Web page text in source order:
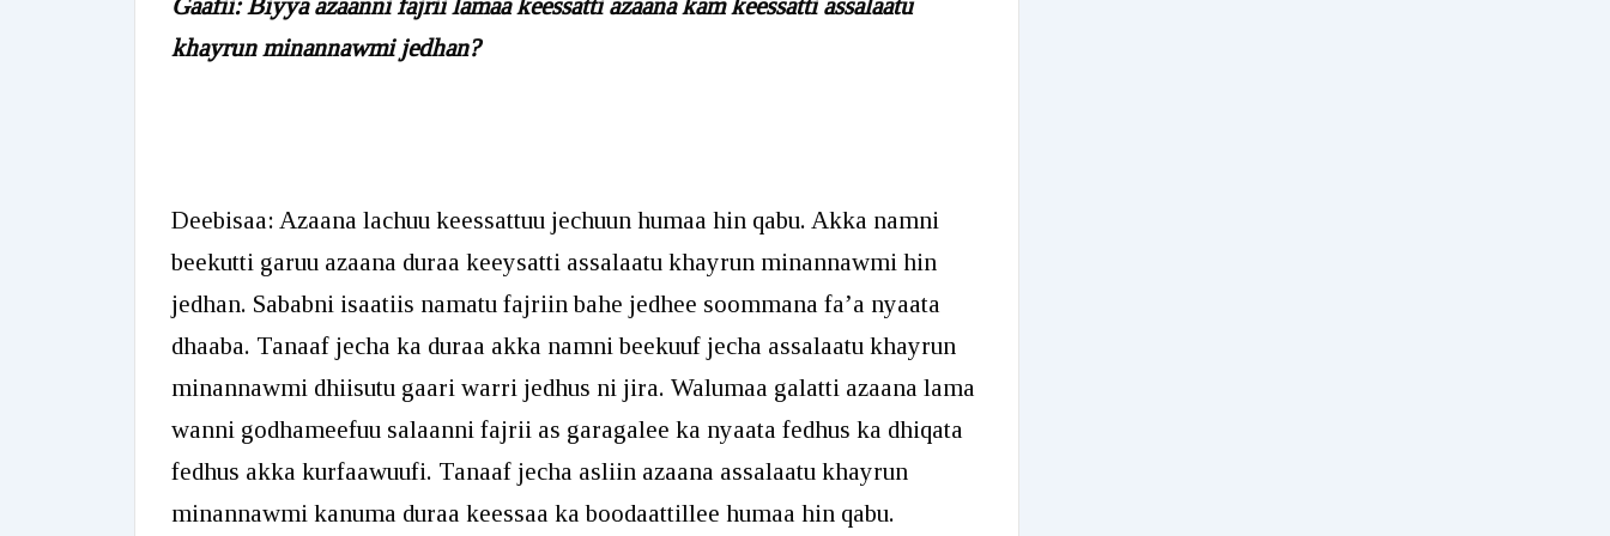
Gaafii: Biyya azaanni fajrii lamaa keessatti azaana kam keessatti assalaatu
khayrun minannawmi jedhan?
Deebisaa: Azaana lachuu keessattuu jechuun humaa hin qabu. Akka namni
beekutti garuu azaana duraa keeysatti assalaatu khayrun minannawmi hin
jedhan. Sababni isaatiis namatu fajriin bahe jedhee soommana fa’a nyaata
dhaaba. Tanaaf jecha ka duraa akka namni beekuuf jecha assalaatu khayrun
minannawmi dhiisutu gaari warri jedhus ni jira. Walumaa galatti azaana lama
wanni godhameefuu salaanni fajrii as garagalee ka nyaata fedhus ka dhiqata
fedhus akka kurfaawuufi. Tanaaf jecha asliin azaana assalaatu khayrun
minannawmi kanuma duraa keessaa ka boodaattillee humaa hin qabu.